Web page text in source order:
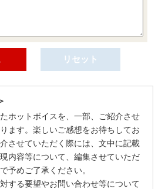
ホットボイスを、一部、ご紹介させ
ます。楽しいご感想をお待ちしてお
させていただく際には、文中に記載
内容等について、編集させていただ
予めご了承ください。
する要望やお問い合わせ等について